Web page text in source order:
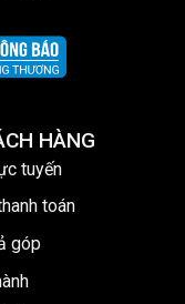
HÀNG
tuyến
toán
góp